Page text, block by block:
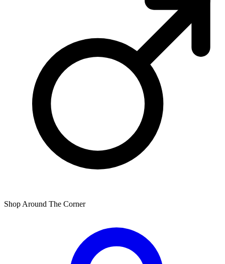
Shop Around The Corner